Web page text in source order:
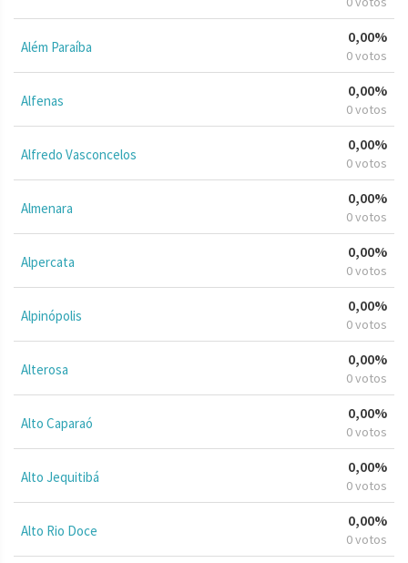
Além Paraíba
0,00%
0 votos
Alfenas
0,00%
0 votos
Alfredo Vasconcelos
0,00%
0 votos
Almenara
0,00%
0 votos
Alpercata
0,00%
0 votos
Alpinópolis
0,00%
0 votos
Alterosa
0,00%
0 votos
Alto Caparaó
0,00%
0 votos
Alto Jequitibá
0,00%
0 votos
Alto Rio Doce
0,00%
0 votos